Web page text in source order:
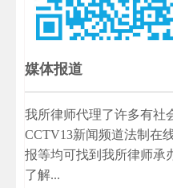
媒体报道
我所律师代理了许多有社
CCTV13新闻频道法制在
报等均可找到我所律师承
了解...